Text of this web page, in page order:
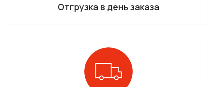
Отгрузка в день заказа